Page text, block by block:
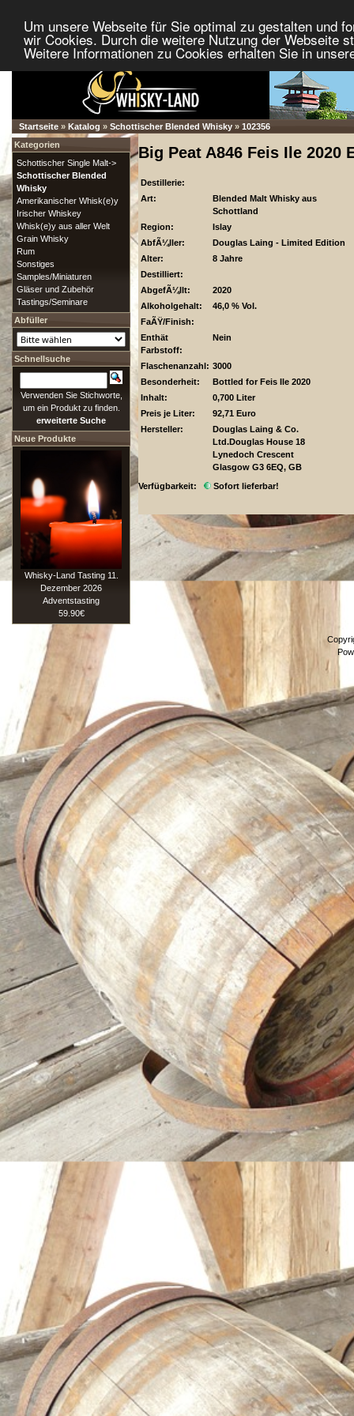
Um unsere Webseite für Sie optimal zu gestalten und
wir Cookies. Durch die weitere Nutzung der Webseite
Weitere Informationen zu Cookies erhalten Sie in
Startseite » Katalog » Schottischer Blended Whisky » 102356
Big Peat A846 Feis Ile 2020
Destillerie:
Art:
Blended Malt Whisky aus
Schottland
Region:
Islay
AbfÃ¼ller:
Douglas Laing - Limited Edition
Alter:
8 Jahre
Destilliert:
AbgefÃ¼llt:
2020
Alkoholgehalt:
46,0 % Vol.
FaÃŸ/Finish:
Enthät
Farbstoff:
Nein
Flaschenanzahl: 3000
Besonderheit:
Bottled for Feis Ile 2020
Inhalt:
0,700 Liter
Preis je Liter:
92,71 Euro
Hersteller:
Douglas Laing & Co.
Ltd.Douglas House 18
Lynedoch Crescent
Glasgow G3 6EQ, GB
Verfügbarkeit:
Sofort lieferbar!
Kategorien
Schottischer Single Malt->
Schottischer Blended
Whisky
Amerikanischer Whisk(e)y
Irischer Whiskey
Whisk(e)y aus aller Welt
Grain Whisky
Rum
Sonstiges
Samples/Miniaturen
Gläser und Zubehör
Tastings/Seminare
Abfüller
Schnellsuche
Verwenden Sie Stichworte,
um ein Produkt zu finden.
erweiterte Suche
Neue Produkte
Whisky-Land Tasting 11.
Dezember 2026
Adventstasting
59.90€